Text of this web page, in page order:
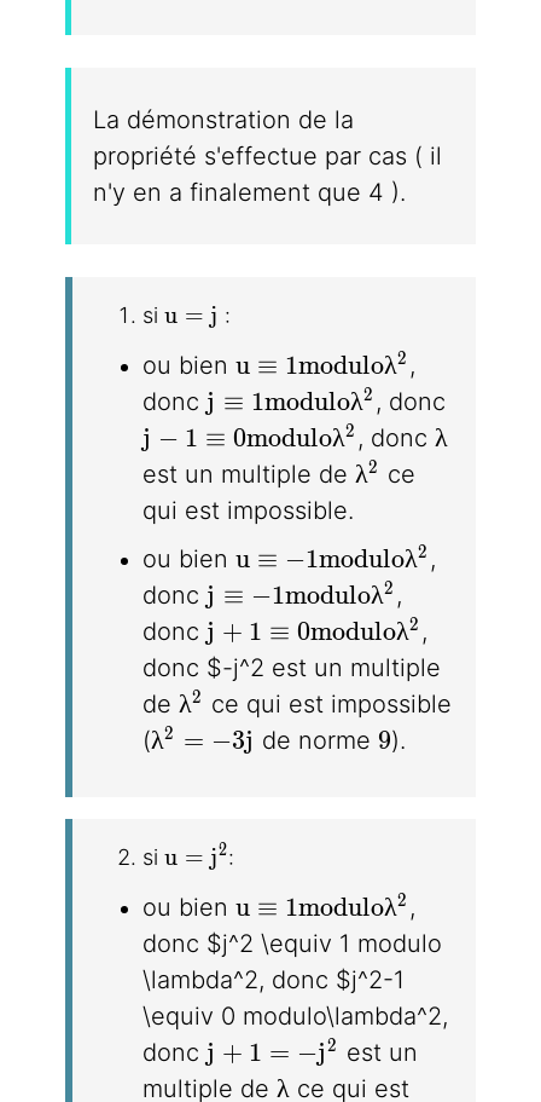
La démonstration de la
propriété s'effectue par cas ( il
n'y en a finalement que 4 ).
si u = j
u = j :
ou bien u \equiv 1
u ≡ 1moduloλ2 ,
donc j\equiv 1 modulo\lambda^2
j ≡ 1moduloλ2 , donc
j - 1 \equiv 0 modulo\lambda^2
j − 1 ≡ 0moduloλ2 , donc \lambda
λ
est un multiple de \lambda^2
λ2 ce
qui est impossible.
ou bien u \equiv -1
u ≡ −1moduloλ2 ,
donc j \equiv -1
j ≡ −1moduloλ2 ,
donc j + 1\equiv 0
j + 1 ≡ 0moduloλ2 ,
donc $-j^2 est un multiple
de \lambda^2
λ2 ce qui est impossible
(\lambda^2= -3j
λ2 = −3j de norme 9
9).
si u = j^2
u = j2:
ou bien u \equiv 1
u ≡ 1moduloλ2 ,
donc $j^2 \equiv 1 modulo
\lambda^2, donc $j^2-1
\equiv 0 modulo\lambda^2,
donc j+1 = -j^2
j + 1 = −j2 est un
multiple de \lambda
λ ce qui est